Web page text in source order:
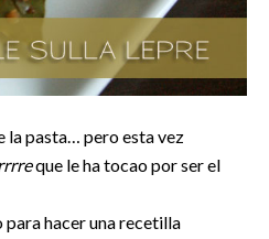
la pasta… pero esta vez
que le ha tocao por ser el
para hacer una recetilla